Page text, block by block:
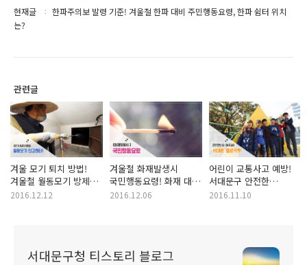
현재글
한파주의보 발령 기준! 겨울철 한파 대비 주민행동요령, 한파 쉼터 위치
는?
관련글
겨울 모기 퇴치 방법!
겨울철 월동모기 방제로
시작하세요!
2016.12.12
겨울철 화재발생시
국민행동요령! 화재 대피
요령, 소화기
2016.12.06
어린이 교통사고 예방!
서대문구 안전한
등하굣길 옐로카펫과
2016.11.10
서대문구청 티스토리 블로그